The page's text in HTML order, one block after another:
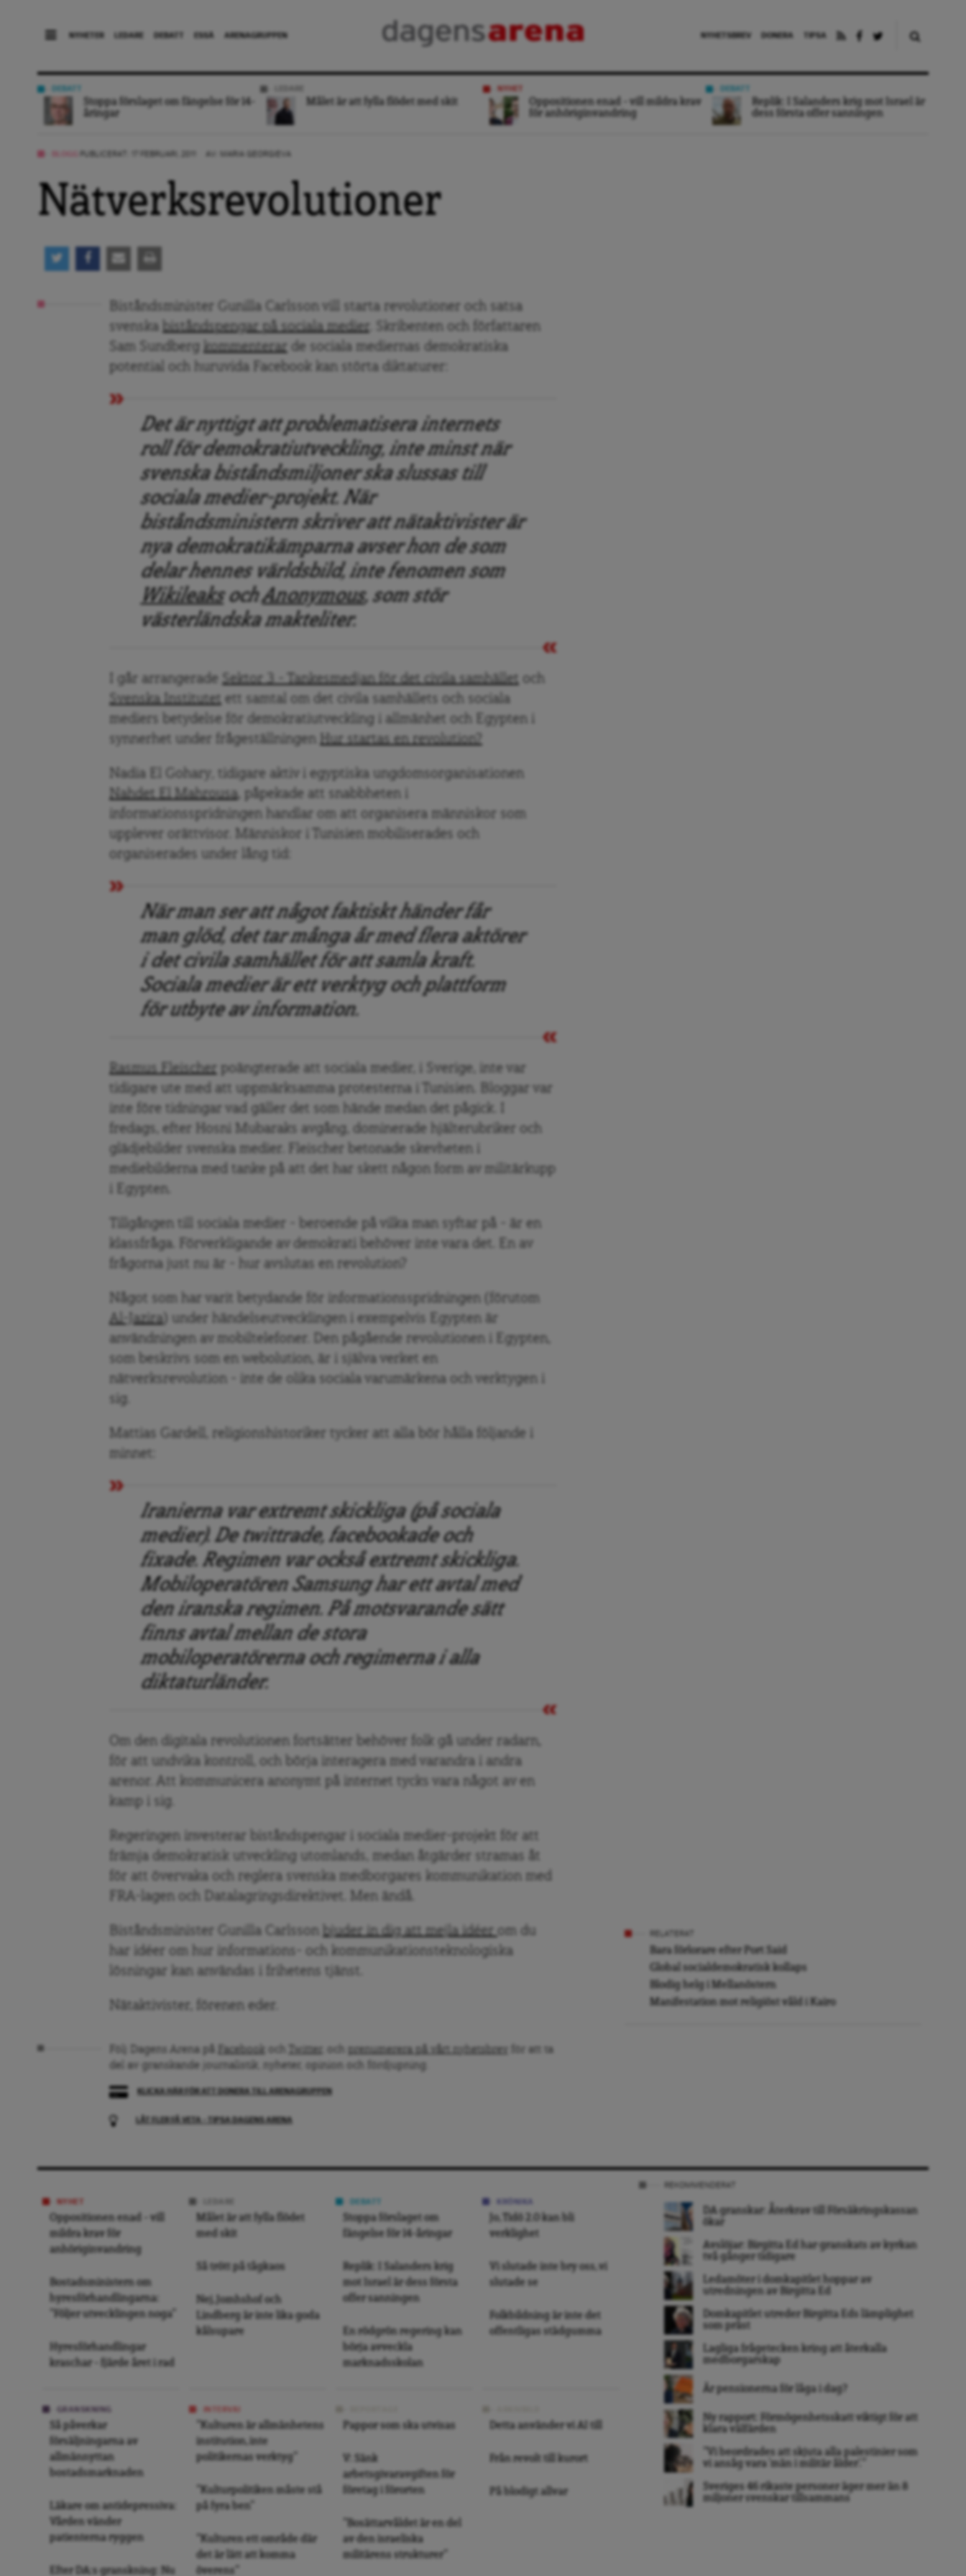
NYHETER LEDARE DEBATT ESSÄ ARENAGRUPPEN NYHETSBREV DONERA TIPSA
Stoppa förslaget om fängelse för 14-
åringar
Målet är att fylla flödet med skit
NYHET
Oppositionen enad – vill mildra krav
för anhöriginvandring
Replik: I Salanders krig mot Israel är
dess första offer sanningen
Nätverksrevolutioner
Biståndsminister Gunilla Carlsson vill starta revolutioner och satsa
svenska biståndspengar på sociala medier . Skribenten och författaren
Sam Sundberg kommenterar de sociala mediernas demokratiska
potential och huruvida Facebook kan störta diktaturer:
Det är nyttigt att problematisera internets
roll för demokratiutveckling, inte minst när
svenska biståndsmiljoner ska slussas till
sociala medier-projekt. När
biståndsministern skriver att nätaktivister är
nya demokratikämparna avser hon de som
delar hennes världsbild, inte fenomen som
WikileaksochAnonymous, som stör
västerländska makteliter.
I går arrangerade Sektor 3 – Tankesmedjan för det civila samhället och
Svenska Institutet ett samtal om det civila samhällets och sociala
mediers betydelse för demokratiutveckling i allmänhet och Egypten i
synnerhet under frågeställningen
Hur startas en revolution?
Nadia El Gohary
tidigare aktiv i egyptiska ungdomsorganisationen
Nahdet El Mahrousa, påpekade att snabbheten i
informationsspridningen handlar om att organisera människor som
upplever orättvisor. Människor i Tunisien mobiliserades och
organiserades under lång tid:
När man ser att något faktiskt händer får
man glöd, det tar många år med flera aktörer
i det civila samhället för att samla kraft.
Sociala medier är ett verktyg och plattform
för utbyte av information.
Rasmus Fleischer poängterade att sociala medier, i Sverige, inte var
tidigare ute med att uppmärksamma protesterna i Tunisien. Bloggar var
inte före tidningar vad gäller det som hände medan det pågick. I
fredags, efter Hosni Mubaraks avgång, dominerade hjälterubriker och
glädjebilder svenska medier. Fleischer betonade skevheten i
mediebilderna med tanke på att det har skett någon form av militärkupp
i Egypten.
Tillgången till sociala medier – beroende på vilka man syftar på – är en
klassfråga. Förverkligande av demokrati behöver inte vara det. En av
frågorna just nu är – hur avslutas en revolution?
Något som har varit betydande för informationsspridningen (förutom
Al-Jazira ) under händelseutvecklingen i exempelvis Egypten är
användningen av mobiltelefoner. Den pågående revolutionen i Egypten,
som beskrivs som en webolution, är i själva verket en
nätverksrevolution – inte de olika sociala varumärkena och verktygen i
sig.
Mattias Gardell, religionshistoriker tycker att alla bör hålla följande i
minnet:
Iranierna var extremt skickliga (på sociala
medier). De twittrade, facebookade och
fixade. Regimen var också extremt skickliga.
Mobiloperatören Samsung har ett avtal med
den iranska regimen. På motsvarande sätt
finns avtal mellan de stora
mobiloperatörerna och regimerna i alla
diktaturländer.
Om den digitala revolutionen fortsätter behöver folk gå under radarn,
för att undvika kontroll, och börja interagera med varandra i andra
arenor. Att kommunicera anonymt på internet tycks vara något av en
kamp i sig.
Regeringen investerar biståndspengar i sociala medier-projekt för att
främja demokratisk utveckling utomlands, medan åtgärder stramas åt
för att övervaka och reglera svenska medborgares kommunikation med
FRA-lagen och Datalagringsdirektivet. Men ändå.
Biståndsminister Gunilla Carlsson bjuder in dig att mejla idéer
om du
har
idéer om hur informations- och kommunikationsteknologiska
lösningar kan användas i frihetens tjänst.
Nätaktivister, förenen eder.
Följ Dagens Arena på Facebook Twitter prenumerera på vårt nyhetsbrev
för att ta
del av granskande journalistik, nyheter, opinion och fördjupning.
KLICKA HÄR FÖR ATT DONERA TILL ARENAGRUPPEN
LÅT FLER FÅ VETA – TIPSA DAGENS ARENA
Bara förlorare efter Port Said
Global socialdemokratisk kollaps
Blodig helg i Mellanöstern
Manifestation mot religiöst våld i Kairo
Oppositionen enad – vill
mildra krav för
anhöriginvandring
Bostadsministern om
hyresförhandlingarna:
”Följer utvecklingen noga”
Hyresförhandlingar
kraschar – fjärde året i rad
Målet är att fylla flödet
med skit
Så trött på tågkaos
Nej, Jomhshof och
Lindberg är inte lika goda
kålsupare
Stoppa förslaget om
fängelse för 14-åringar
Replik: I Salanders krig
mot Israel är dess första
offer sanningen
En rödgrön regering kan
börja avveckla
marknadsskolan
Jo, Tidö 2.0 kan bli
verklighet
Vi slutade inte bry oss, vi
slutade se
Folkbildning är inte det
offentligas städgumma
Så påverkar
försäljningarna av
allmännyttan
bostadsmarknaden
Läkare om antidepressiva:
Vården vänder
patienterna ryggen
Efter DA:s granskning: Nu
”Kulturen är allmänhetens
institution, inte
politikernas verktyg”
”Kulturpolitiken måste stå
på fyra ben”
”Kulturen ett område där
det är lätt att komma
överens”
Pappor som ska utvisas
V: Sänk
arbetsgivaravgiften för
företag i förorten
”Bosättarvåldet är en del
av den israeliska
militärens strukturer”
Detta använder vi AI till
Från revolt till kurort
På blodigt allvar
DA granskar: Återkrav till Försäkringskassan
ökar
Avslöjar: Birgitta Ed har granskats av kyrkan
två gånger tidigare
Ledamöter i domkapitlet hoppar av
utredningen av Birgitta Ed
Domkapitlet utreder Birgitta Eds lämplighet
som präst
Lagliga frågetecken kring att återkalla
medborgarskap
Är pensionerna för låga i dag?
Ny rapport: Förmögenhetsskatt viktigt för att
klara välfärden
”Vi beordrades att skjuta alla palestinier som
vi ansåg vara ’män i militär ålder’. ”
Sveriges 46 rikaste personer äger mer än 8
miljoner svenskar tillsammans